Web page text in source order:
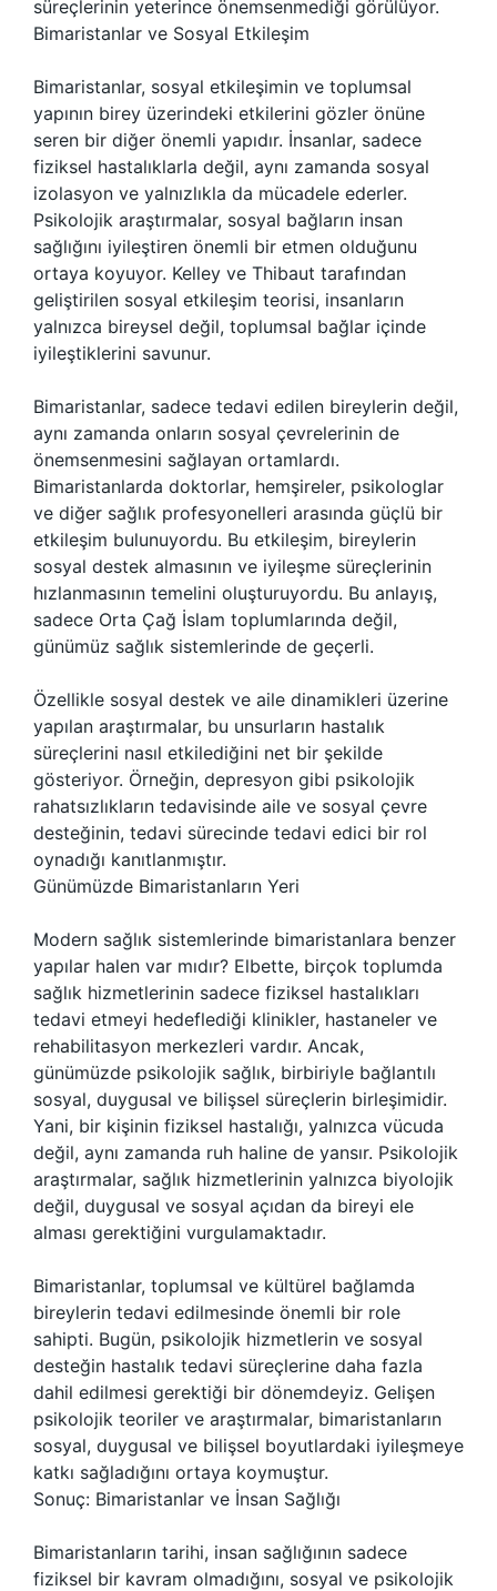
süreçlerinin yeterince önemsenmediği görülüyor.
Bimaristanlar ve Sosyal Etkileşim
Bimaristanlar, sosyal etkileşimin ve toplumsal
yapının birey üzerindeki etkilerini gözler önüne
seren bir diğer önemli yapıdır. İnsanlar, sadece
fiziksel hastalıklarla değil, aynı zamanda sosyal
izolasyon ve yalnızlıkla da mücadele ederler.
Psikolojik araştırmalar, sosyal bağların insan
sağlığını iyileştiren önemli bir etmen olduğunu
ortaya koyuyor. Kelley ve Thibaut tarafından
geliştirilen sosyal etkileşim teorisi, insanların
yalnızca bireysel değil, toplumsal bağlar içinde
iyileştiklerini savunur.
Bimaristanlar, sadece tedavi edilen bireylerin değil,
aynı zamanda onların sosyal çevrelerinin de
önemsenmesini sağlayan ortamlardı.
Bimaristanlarda doktorlar, hemşireler, psikologlar
ve diğer sağlık profesyonelleri arasında güçlü bir
etkileşim bulunuyordu. Bu etkileşim, bireylerin
sosyal destek almasının ve iyileşme süreçlerinin
hızlanmasının temelini oluşturuyordu. Bu anlayış,
sadece Orta Çağ İslam toplumlarında değil,
günümüz sağlık sistemlerinde de geçerli.
Özellikle sosyal destek ve aile dinamikleri üzerine
yapılan araştırmalar, bu unsurların hastalık
süreçlerini nasıl etkilediğini net bir şekilde
gösteriyor. Örneğin, depresyon gibi psikolojik
rahatsızlıkların tedavisinde aile ve sosyal çevre
desteğinin, tedavi sürecinde tedavi edici bir rol
oynadığı kanıtlanmıştır.
Günümüzde Bimaristanların Yeri
Modern sağlık sistemlerinde bimaristanlara benzer
yapılar halen var mıdır? Elbette, birçok toplumda
sağlık hizmetlerinin sadece fiziksel hastalıkları
tedavi etmeyi hedeflediği klinikler, hastaneler ve
rehabilitasyon merkezleri vardır. Ancak,
günümüzde psikolojik sağlık, birbiriyle bağlantılı
sosyal, duygusal ve bilişsel süreçlerin birleşimidir.
Yani, bir kişinin fiziksel hastalığı, yalnızca vücuda
değil, aynı zamanda ruh haline de yansır. Psikolojik
araştırmalar, sağlık hizmetlerinin yalnızca biyolojik
değil, duygusal ve sosyal açıdan da bireyi ele
alması gerektiğini vurgulamaktadır.
Bimaristanlar, toplumsal ve kültürel bağlamda
bireylerin tedavi edilmesinde önemli bir role
sahipti. Bugün, psikolojik hizmetlerin ve sosyal
desteğin hastalık tedavi süreçlerine daha fazla
dahil edilmesi gerektiği bir dönemdeyiz. Gelişen
psikolojik teoriler ve araştırmalar, bimaristanların
sosyal, duygusal ve bilişsel boyutlardaki iyileşmeye
katkı sağladığını ortaya koymuştur.
Sonuç: Bimaristanlar ve İnsan Sağlığı
Bimaristanların tarihi, insan sağlığının sadece
fiziksel bir kavram olmadığını, sosyal ve psikolojik